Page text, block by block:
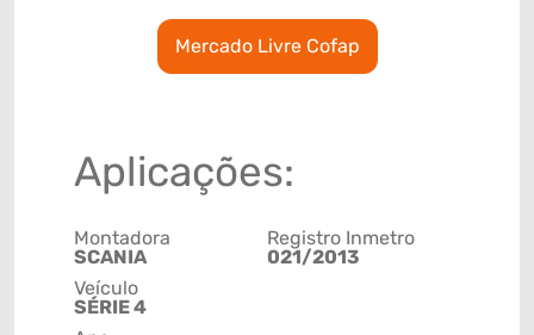
Mercado Livre Cofap
Aplicações:
Montadora
SCANIA
Veículo
SÉRIE 4
Registro Inmetro
021/2013